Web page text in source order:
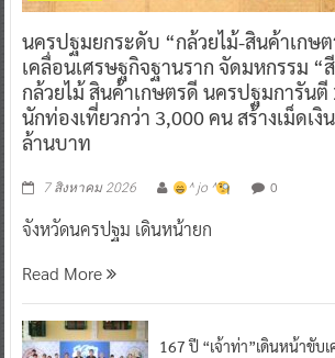
นครปฐมยกระดับ “กล้วยไม้-สินค้าเก
เคลื่อนเศรษฐกิจฐานราก จัดมหกรรม “
กล้วยไม้ สินค้าเกษตรดี นครปฐมการันตี
นักท่องเที่ยวกว่า 3,000 คน สร้างเม็ดเงิ
ล้านบาท
7 สิงหาคม 2026 ^ jo ^ 0
จังหวัดนครปฐม เดินหน้ายก
Read More
167 ปี “เจ้าท่า”เดินหน้าขับ